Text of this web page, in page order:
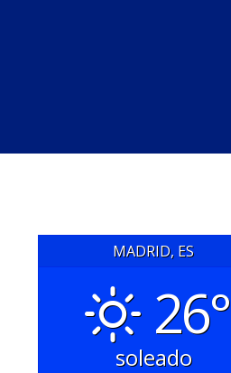
MADRID, ES
26°
soleado